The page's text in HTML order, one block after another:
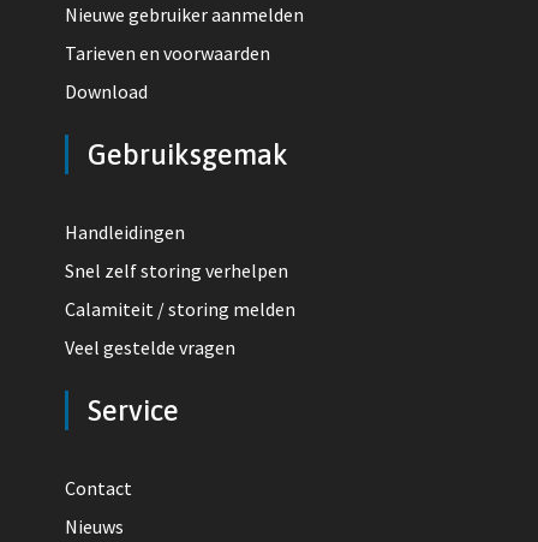
Nieuwe gebruiker aanmelden
Tarieven en voorwaarden
Download
Gebruiksgemak
Handleidingen
Snel zelf storing verhelpen
Calamiteit / storing melden
Veel gestelde vragen
Service
Contact
Nieuws